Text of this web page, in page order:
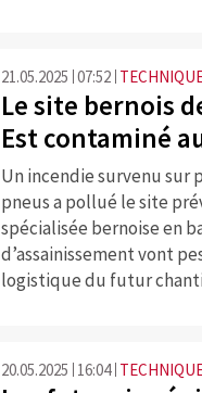
21.05.2025 07:52
Le site bernois
Est contaminé
Un incendie survenu sur
pneus a pollué le site
spécialisée bernoise en
d’assainissement vont
logistique du futur
20.05.2025 16:04